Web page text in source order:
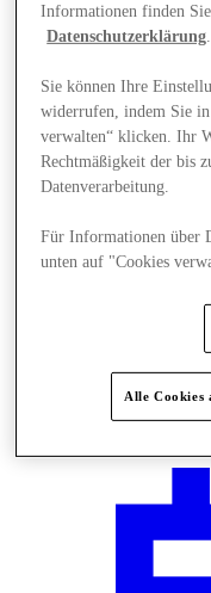
Plane Deinen
Informationen finden
Datenschutzerklärung
Sie können Ihre
widerrufen, indem Sie
verwalten“ klicken. Ihr
Rechtmäßigkeit der bis
Datenverarbeitung.
Für Informationen über
unten auf "Cookies
Alle Cookies